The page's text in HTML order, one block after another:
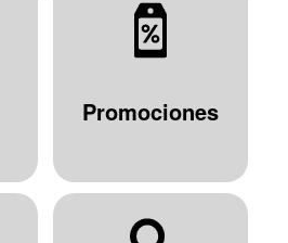
Promociones